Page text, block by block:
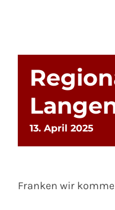
13. April 2025
Franken wir